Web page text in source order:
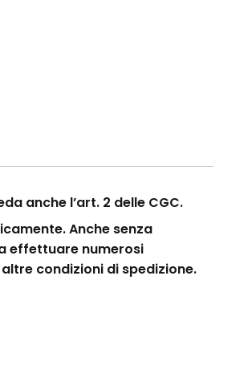
anche l’art. 2 delle CGC.
Anche senza
effettuare numerosi
condizioni di spedizione.